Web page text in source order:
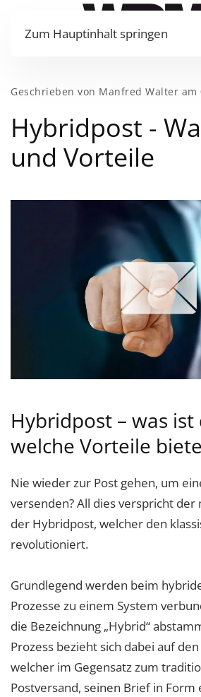
Zum Hauptinhalt springen
Geschrieben von Manfred Walter am
Hybridpost -
und Vorteile
Hybridpost – was ist
welche Vorteile
Nie wieder zur Post gehen, um
versenden? All dies verspricht der
der Hybridpost, welcher den
revolutioniert.
Grundlegend werden beim
Prozesse zu einem System
die Bezeichnung „Hybrid“
Prozess bezieht sich dabei auf
welcher im Gegensatz zum
Postversand, seinen Brief in Form